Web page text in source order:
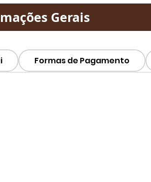
Gerais
Formas de Pagamento